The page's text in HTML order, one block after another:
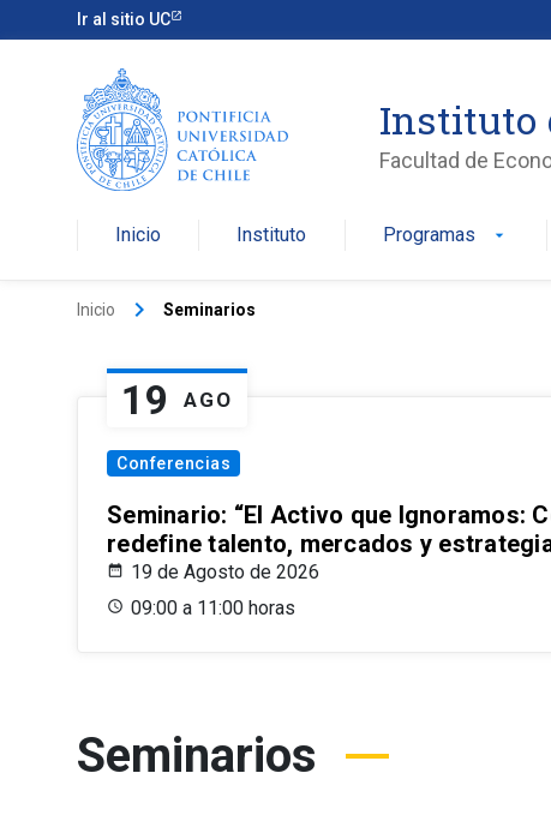
Ir al sitio UC
Instituto
Facultad de
Inicio Instituto Programas arrow_drop_down
Inicio keyboard_arrow_right Seminarios
19 AGO
Conferencias
Seminario: “El Activo que Ignoramos:
redefine talento, mercados y
19 de Agosto de 2026
09:00 a 11:00 horas
Seminarios